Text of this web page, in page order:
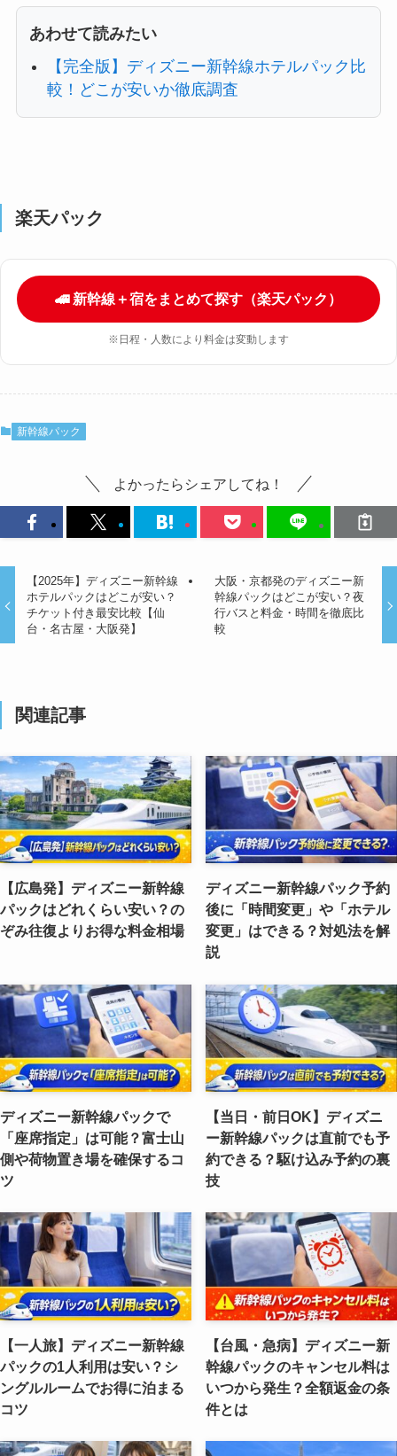
あわせて読みたい
【完全版】ディズニー新幹線ホテルパック比
較！どこが安いか徹底調査
楽天パック
🚄 新幹線＋宿をまとめて探す（楽天パック）
※日程・人数により料金は変動します
新幹線パック
よかったらシェアしてね！
【2025年】ディズニー新幹線
ホテルパックはどこが安い？
チケット付き最安比較【仙
台・名古屋・大阪発】
大阪・京都発のディズニー新
幹線パックはどこが安い？夜
行バスと料金・時間を徹底比
較
関連記事
【広島発】ディズニー新幹線
パックはどれくらい安い？の
ぞみ往復よりお得な料金相場
ディズニー新幹線パック予約
後に「時間変更」や「ホテル
変更」はできる？対処法を解
説
ディズニー新幹線パックで
「座席指定」は可能？富士山
側や荷物置き場を確保するコ
ツ
【当日・前日OK】ディズニ
ー新幹線パックは直前でも予
約できる？駆け込み予約の裏
技
【一人旅】ディズニー新幹線
パックの1人利用は安い？シ
ングルルームでお得に泊まる
コツ
【台風・急病】ディズニー新
幹線パックのキャンセル料は
いつから発生？全額返金の条
件とは